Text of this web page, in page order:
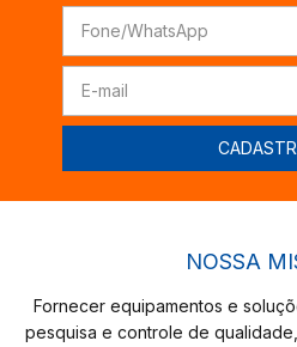
NOSSA
Fornecer equipamentos e
pesquisa e controle de